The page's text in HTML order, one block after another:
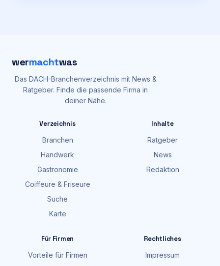
wermachtwas
Das DACH-Branchenverzeichnis mit News &
Ratgeber. Finde die passende Firma in
deiner Nähe.
Verzeichnis
Branchen
Handwerk
Gastronomie
Coiffeure & Friseure
Suche
Karte
Inhalte
Ratgeber
News
Redaktion
Für Firmen
Vorteile für Firmen
Rechtliches
Impressum